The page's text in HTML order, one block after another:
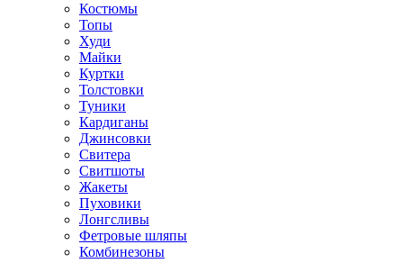
Костюмы
Топы
Худи
Майки
Куртки
Толстовки
Туники
Кардиганы
Джинсовки
Свитера
Свитшоты
Жакеты
Пуховики
Лонгсливы
Фетровые шляпы
Комбинезоны